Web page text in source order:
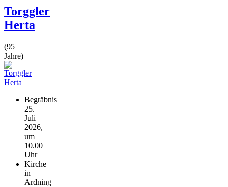
Torggler
Herta
(95
Jahre)
Begräbnis
25.
Juli
2026,
um
10.00
Uhr
Kirche
in
Ardning